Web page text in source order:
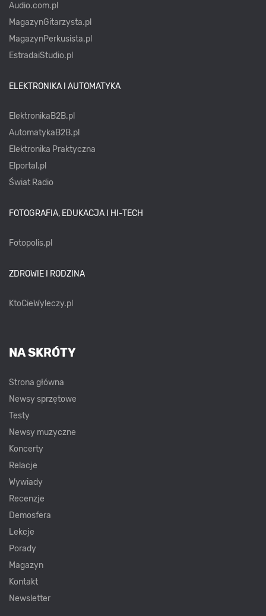
Audio.com.pl
MagazynGitarzysta.pl
MagazynPerkusista.pl
EstradaiStudio.pl
ELEKTRONIKA I AUTOMATYKA
ElektronikaB2B.pl
AutomatykaB2B.pl
Elektronika Praktyczna
Elportal.pl
Świat Radio
FOTOGRAFIA, EDUKACJA I HI-TECH
Fotopolis.pl
ZDROWIE I RODZINA
KtoCieWyleczy.pl
NA SKRÓTY
Strona główna
Newsy sprzętowe
Testy
Newsy muzyczne
Koncerty
Relacje
Wywiady
Recenzje
Demosfera
Lekcje
Porady
Magazyn
Kontakt
Newsletter